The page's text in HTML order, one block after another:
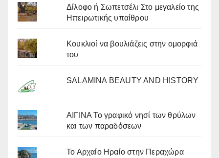
Δίλοφο ή Σωπετσέλι Στο μεγαλείο της
Ηπειρωτικής υπαίθρου
Κουκλιοί να βουλιάζεις στην ομορφιά
του
SALAMINA BEAUTY AND HISTORY
ΑΙΓΙΝΑ Το γραφικό νησί των θρύλων
και των παραδόσεων
Το Αρχαίο Ηραίο στην Περαχώρα